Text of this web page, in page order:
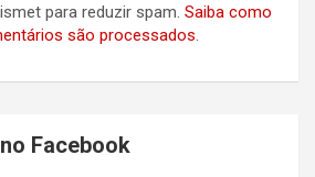
para reduzir spam. Saiba como
são processados.
Facebook